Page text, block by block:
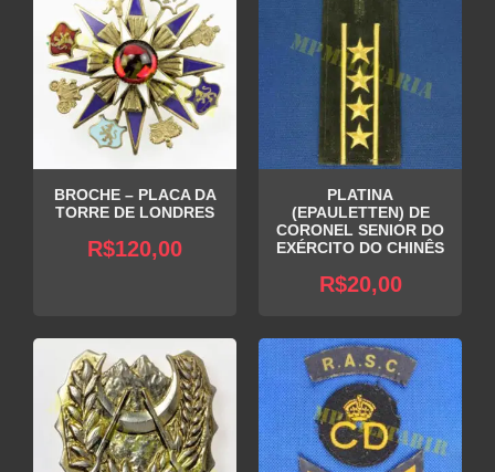
BROCHE – PLACA DA
TORRE DE LONDRES
R$120,00
PLATINA
(EPAULETTEN) DE
CORONEL SENIOR DO
EXÉRCITO DO CHINÊS
R$20,00